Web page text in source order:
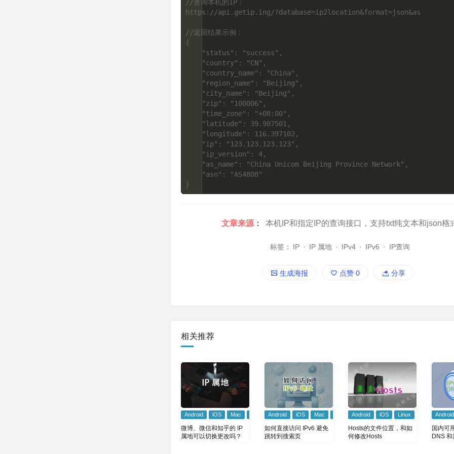
//查询本机的IP：
https://api.getip.ing/?database=ip2location&format=json&as
//返回结果示例：
{
文章来源 ： 本机IP和指定IP的查询接口，支持txt纯文本和json格
标签： IP · IP 属地 · IPv4 · IPv6 · IP查询
生成海报 点赞 0 分享
相关推荐
Android iOS Mac Windows
微博、微信和知乎的 IP
属地可以切换更改吗？
Android iOS Mac Windows
如何直接访问 IPv6 避免
跳转到搜索页
Android iOS Linux
Hosts的文件位置，和如
何修改Hosts
Android
国内可
DNS